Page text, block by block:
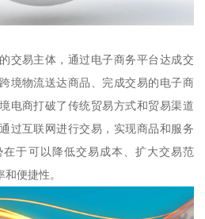
交易主体，通过电子商务平台达成交
境物流送达商品、完成交易的电子商
电商打破了传统贸易方式和贸易渠道
过互联网进行交易，实现商品和服务
于可以降低交易成本、扩大交易范
便捷性。